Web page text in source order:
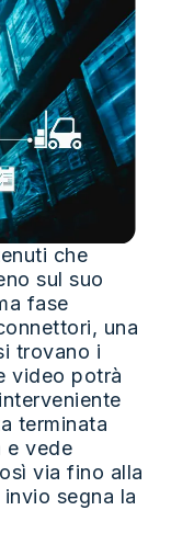
che
sul suo
fase
una
trovano i
video potrà
terminata
e vede
via fino alla
segna la